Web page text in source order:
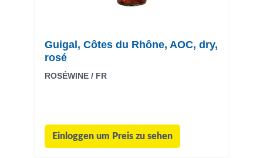
Guigal, Côtes du Rhône, AOC, dry,
rosé
ROSÉWINE / FR
Einloggen um Preis zu sehen